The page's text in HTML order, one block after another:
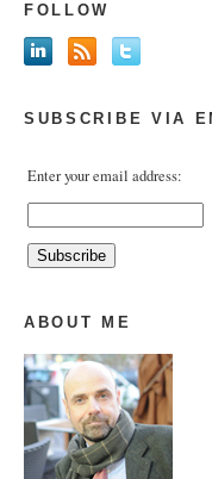
FOLLOW
SUBSCRIBE VIA
Enter your email address:
ABOUT ME